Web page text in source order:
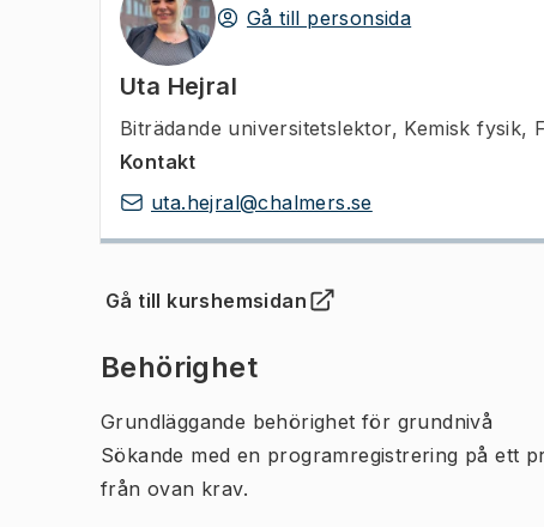
Gå till personsida
Uta Hejral
Biträdande universitetslektor, Kemisk fysik,
Kontakt
uta.hejral@chalmers.se
Gå till kurshemsidan
(Öppnas i ny flik)
Behörighet
Grundläggande behörighet för grundnivå
Sökande med en programregistrering på ett
från ovan krav.